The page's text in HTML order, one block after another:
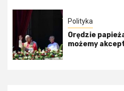
Polityka
Orędzie
możemy